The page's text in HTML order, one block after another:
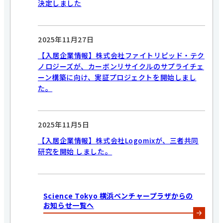
決定しました
2025年11月27日
【入居企業情報】株式会社ファイトリピッド・テク
ノロジーズが、カーボンリサイクルのサプライチェ
ーン構築に向け、実証プロジェクトを開始しまし
た。
2025年11月5日
【入居企業情報】株式会社Logomixが、三者共同
研究を開始 しました。
Science Tokyo 横浜ベンチャープラザからの
お知らせ一覧へ